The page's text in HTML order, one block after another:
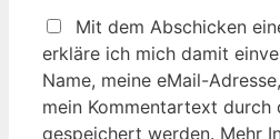
Mit dem Abschicken
erkläre ich mich damit
Name, meine eMail-
mein Kommentartext durch
gespeichert werden. Mehr